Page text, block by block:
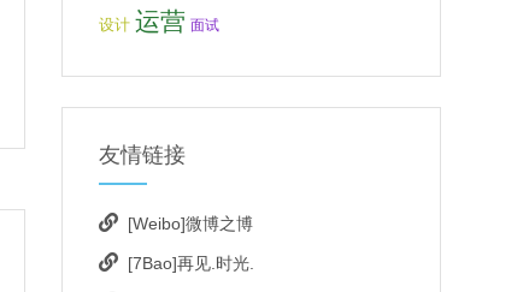
设计 运营 面试
友情链接
[Weibo]微博之博
[7Bao]再见.时光.